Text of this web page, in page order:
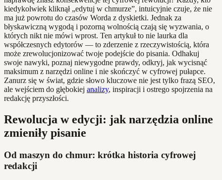
kiedykolwiek kliknął „edytuj w chmurze”, intuicyjnie czuje, że nie
ma już powrotu do czasów Worda z dyskietki. Jednak za
błyskawiczną wygodą i pozorną wolnością czają się wyzwania, o
których nikt nie mówi wprost. Ten artykuł to nie laurka dla
współczesnych edytorów — to zderzenie z rzeczywistością, która
może zrewolucjonizować twoje podejście do pisania. Odhakuj
swoje nawyki, poznaj niewygodne prawdy, odkryj, jak wycisnąć
maksimum z narzędzi online i nie skończyć w cyfrowej pułapce.
Zanurz się w świat, gdzie słowo kluczowe nie jest tylko frazą SEO,
ale wejściem do głębokiej analizy, inspiracji i ostrego spojrzenia na
redakcję przyszłości.
Rewolucja w edycji: jak narzędzia online
zmieniły pisanie
Od maszyn do chmur: krótka historia cyfrowej
redakcji